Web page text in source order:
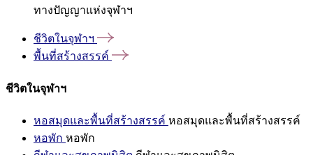
ทางปัญญาแห่งจุฬาฯ
ชีวิตในจุฬาฯ
พื้นที่สร้างสรรค์
ชีวิตในจุฬาฯ
หอสมุดและพื้นที่สร้างสรรค์ หอสมุดและพื้นที่สร้างสรรค์
หอพัก หอพัก